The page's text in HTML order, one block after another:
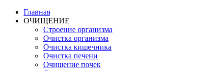
Главная
ОЧИЩЕНИЕ
Строение организма
Очистка организма
Очистка кишечника
Очистка печени
Очищение почек